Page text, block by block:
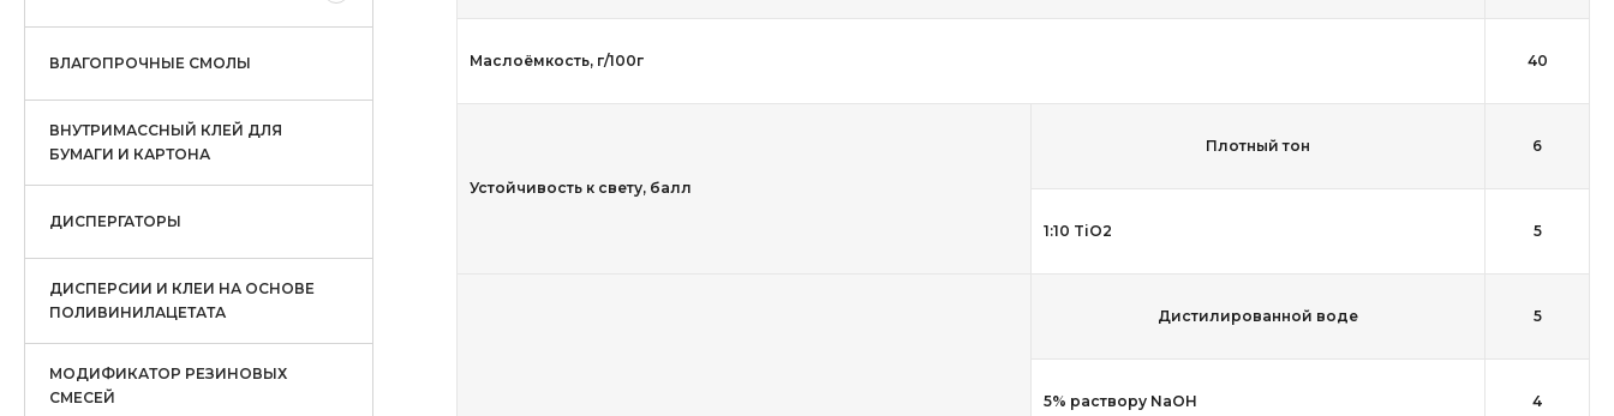
ВЛАГОПРОЧНЫЕ СМОЛЫ
ВНУТРИМАССНЫЙ КЛЕЙ ДЛЯ
БУМАГИ И КАРТОНА
ДИСПЕРГАТОРЫ
ДИСПЕРСИИ И КЛЕИ НА ОСНОВЕ
ПОЛИВИНИЛАЦЕТАТА
МОДИФИКАТОР РЕЗИНОВЫХ
СМЕСЕЙ
Маслоёмкость, г/100г 40
Устойчивость к свету, балл
Плотный тон 6
1:10 TiO2 5
Дистилированной воде 5
5% раствору NaOH 4